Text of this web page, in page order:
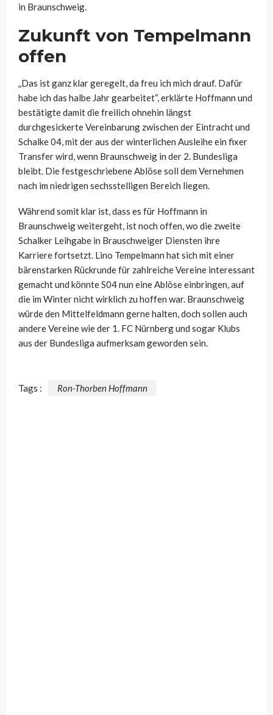
in Braunschweig.
Zukunft von Tempelmann
offen
„Das ist ganz klar geregelt, da freu ich mich drauf. Dafür
habe ich das halbe Jahr gearbeitet“, erklärte Hoffmann und
bestätigte damit die freilich ohnehin längst
durchgesickerte Vereinbarung zwischen der Eintracht und
Schalke 04, mit der aus der winterlichen Ausleihe ein fixer
Transfer wird, wenn Braunschweig in der 2. Bundesliga
bleibt. Die festgeschriebene Ablöse soll dem Vernehmen
nach im niedrigen sechsstelligen Bereich liegen.
Während somit klar ist, dass es für Hoffmann in
Braunschweig weitergeht, ist noch offen, wo die zweite
Schalker Leihgabe in Brauschweiger Diensten ihre
Karriere fortsetzt. Lino Tempelmann hat sich mit einer
bärenstarken Rückrunde für zahlreiche Vereine interessant
gemacht und könnte S04 nun eine Ablöse einbringen, auf
die im Winter nicht wirklich zu hoffen war. Braunschweig
würde den Mittelfeldmann gerne halten, doch sollen auch
andere Vereine wie der 1. FC Nürnberg und sogar Klubs
aus der Bundesliga aufmerksam geworden sein.
Tags : Ron-Thorben Hoffmann